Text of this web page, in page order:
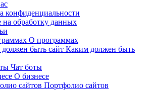
конфиденциальности
на обработку данных
О программах
Каким должен быть
Чат боты
О бизнесе
Портфолио сайтов